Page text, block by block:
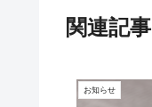
関連記事
お知らせ